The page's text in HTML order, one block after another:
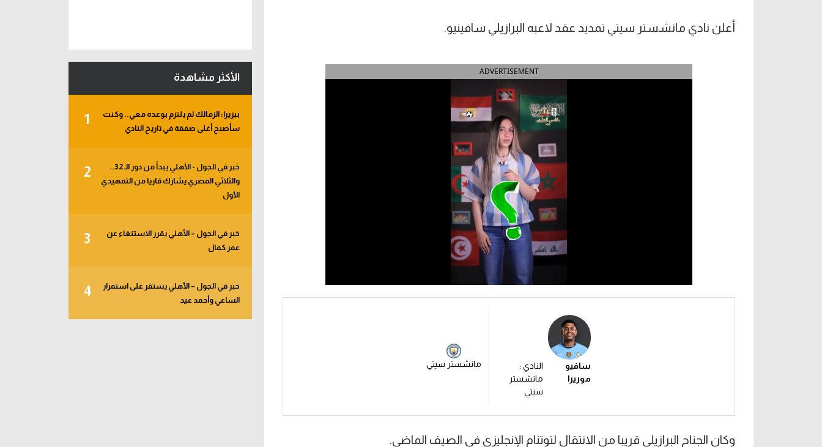
أعلن نادي مانشستر سيتي تمديد عقد لاعبه البرازيلي سافينيو.
ADVERTISEMENT
سافيو
موريرا
النادي :
مانشستر
سيتي
مانشستر سيتي
وكان الجناح البرازيلي قريبا من الانتقال لتوتنام الإنجليزي في الصيف الماضي.
الأكثر مشاهدة
1
بيزيرا: الزمالك لم يلتزم بوعده معي.. وكنت
سأصبح أغلى صفقة في تاريخ النادي
2
خبر في الجول - الأهلي يبدأ من دور الـ 32..
والثلاثي المصري يشارك قاريا من التمهيدي
الأول
3
خبر في الجول – الأهلي يقرر الاستنغاء عن
عمر كمال
4
خبر في الجول – الأهلي يستقر على استمرار
الساعي وأحمد عيد